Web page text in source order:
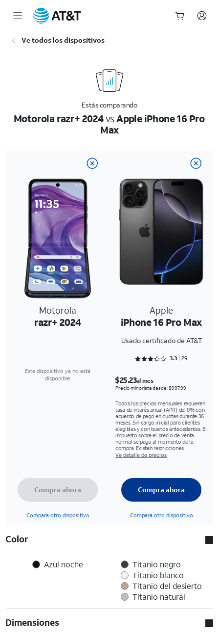
Ve todos los dispositivos
Estás comparando
Motorola razr+ 2024vsApple iPhone 16 Pro
Max
Motorola
razr+ 2024
Apple
iPhone 16 Pro Max
Usado certificado de AT&T
Rated 3.3103 out of 5
3.3 29
Este dispositivo ya no está
disponible.
$25.23al mes
Precio minorista desde: $907.99
Todos los precios mensuales requieren
tasa de interés anual (APR) del 0% con
acuerdo de pago en cuotas durante 36
meses. Sin cargo inicial para clientes
elegibles y con buenos antecedentes. El
impuesto sobre el precio de venta
normal se paga al momento de la
compra. Existen restricciones.
Ve detalle de precios
Compra ahora
Compara otro dispositivo
Compra ahora
Compara otro dispositivo
Color
Azul noche
Titanio negro
Titanio blanco
Titanio del desierto
Titanio natural
Dimensiones